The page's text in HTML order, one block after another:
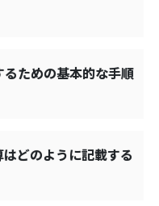
ための基本的な手順
どのように記載する